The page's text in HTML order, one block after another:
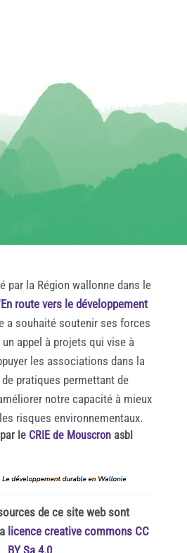
par la Région wallonne dans le
En route vers le développement
a souhaité soutenir ses forces
appel à projets qui vise à
les associations dans la
pratiques permettant de
notre capacité à mieux
risques environnementaux.
le CRIE de Mouscronasbl
de ce site web sont
licence creative commons CC